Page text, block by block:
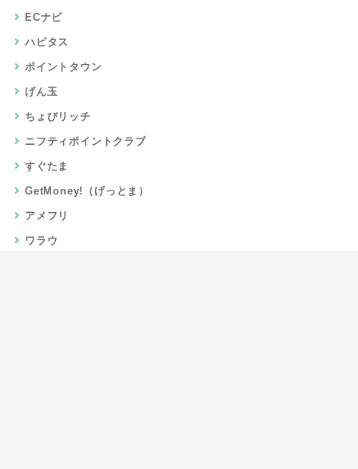
ECナビ
ハピタス
ポイントタウン
げん玉
ちょびリッチ
ニフティポイントクラブ
すぐたま
GetMoney!（げっとま）
アメフリ
ワラウ